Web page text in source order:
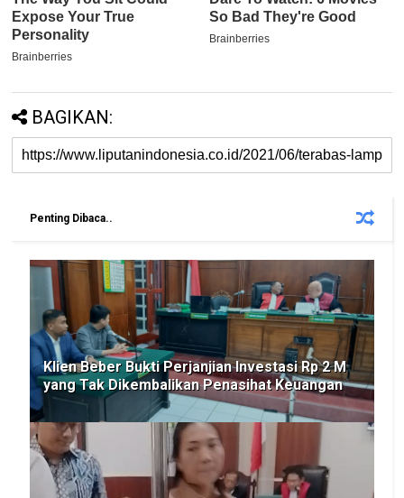
BAGIKAN:
Penting Dibaca..
Klien Beber Bukti Perjanjian Investasi Rp 2 M
yang Tak Dikembalikan Penasihat Keuangan